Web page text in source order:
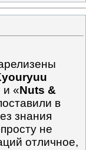
и «Nuts &
в
знания
не
отличное,